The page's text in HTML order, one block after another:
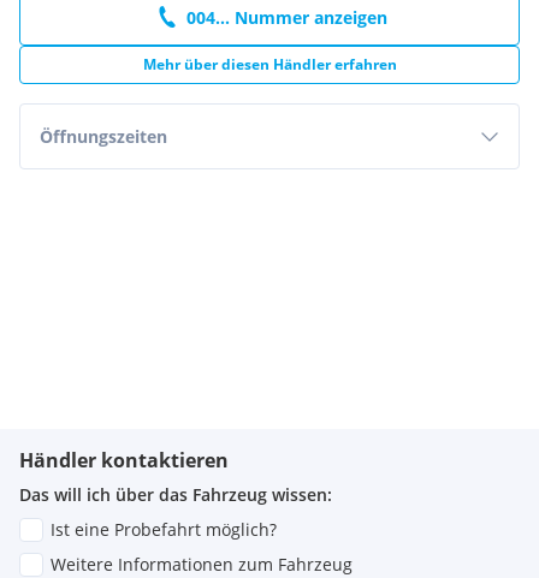
004... Nummer anzeigen
Mehr über diesen Händler erfahren
Öffnungszeiten
Händler kontaktieren
Das will ich über das Fahrzeug wissen:
Ist eine Probefahrt möglich?
Weitere Informationen zum Fahrzeug